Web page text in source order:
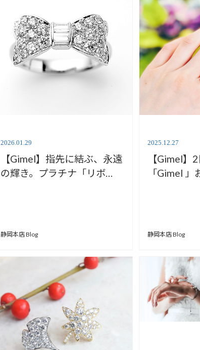
2026.01.29
【Gimel】指先に結ぶ、永遠
の輝き。プラチナ「リボ
静岡本店 Blog
2025.12.27
【Gimel】
「Gimel 」
静岡本店 Blog